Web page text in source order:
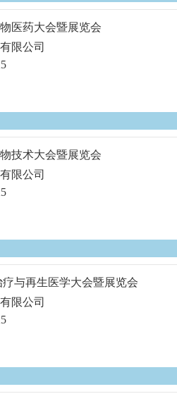
医药大会暨展览会
限公司
技术大会暨展览会
限公司
与再生医学大会暨展览会
限公司